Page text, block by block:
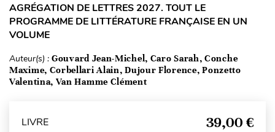
AGRÉGATION DE LETTRES 2027. TOUT LE
PROGRAMME DE LITTÉRATURE FRANÇAISE EN UN
VOLUME
Auteur(s) : Gouvard Jean-Michel, Caro Sarah, Conche
Maxime, Corbellari Alain, Dujour Florence, Ponzetto
Valentina, Van Hamme Clément
LIVRE 39,00 €